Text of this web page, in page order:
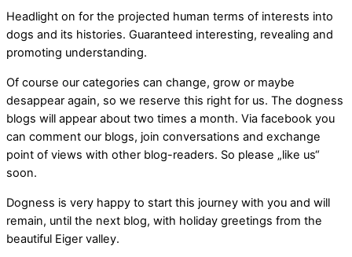
Headlight on for the projected human terms of interests into
dogs and its histories. Guaranteed interesting, revealing and
promoting understanding.
Of course our categories can change, grow or maybe
desappear again, so we reserve this right for us. The dogness
blogs will appear about two times a month. Via facebook you
can comment our blogs, join conversations and exchange
point of views with other blog-readers. So please „like us“
soon.
Dogness is very happy to start this journey with you and will
remain, until the next blog, with holiday greetings from the
beautiful Eiger valley.